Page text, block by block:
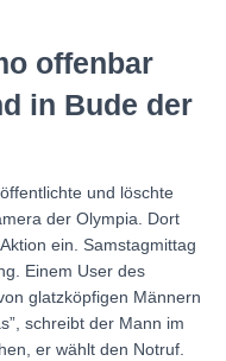
offenbar
in Bude der
und löschte
der Olympia. Dort
ein. Samstagmittag
Einem User des
glatzköpfigen Männern
schreibt der Mann im
er wählt den Notruf.